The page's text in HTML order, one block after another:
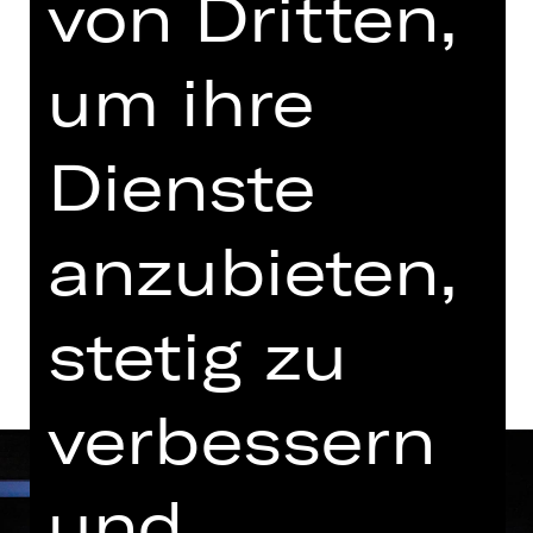
Sonntag, 21.02.2027
18.00 - 20.30 Uhr
Schauspielhaus
Abo O2
Tickets
Termine und Besetzung
um ihre
Dienste
anzubieten,
stetig zu
verbessern